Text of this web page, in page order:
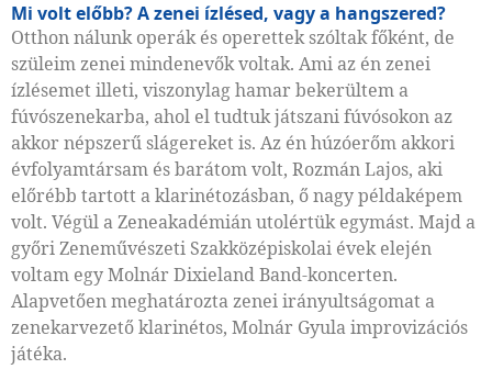
Mi volt előbb? A zenei ízlésed, vagy a hangszered?
Otthon nálunk operák és operettek szóltak főként, de
szüleim zenei mindenevők voltak. Ami az én zenei
ízlésemet illeti, viszonylag hamar bekerültem a
fúvószenekarba, ahol el tudtuk játszani fúvósokon az
akkor népszerű slágereket is. Az én húzóerőm akkori
évfolyamtársam és barátom volt, Rozmán Lajos, aki
előrébb tartott a klarinétozásban, ő nagy példaképem
volt. Végül a Zeneakadémián utolértük egymást. Majd a
győri Zeneművészeti Szakközépiskolai évek elején
voltam egy Molnár Dixieland Band-koncerten.
Alapvetően meghatározta zenei irányultságomat a
zenekarvezető klarinétos, Molnár Gyula improvizációs
játéka.